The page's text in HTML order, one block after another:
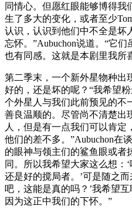
同情心。但愿红眼能够博得我
生了多大的变化，或者至少
认识，认识到他们中不全是坏
忘怀。”Aubuchon说道。“它
也有同感。这就是本剧里我所
第二季末，一个新外星物种出
好的，还是坏的呢？“我希望
个外星人与我们此前预见的不
善良温顺的。尽管尚不清楚出
人，但是有一点我们可以肯
他们的差不多。”Aubuchon在
的眼神与领主们的鲨鱼眼或者
同。所以我希望大家这么想：
还是好的搅局者。’可是随之
吧，这能是真的吗？’我希望
因为这正中我们的下怀。”